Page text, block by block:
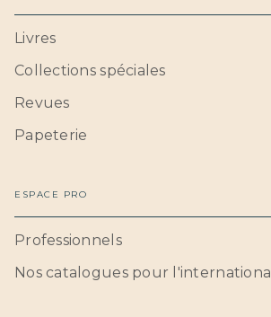
Livres
Collections spéciales
Revues
Papeterie
ESPACE PRO
Professionnels
Nos catalogues pour l'international